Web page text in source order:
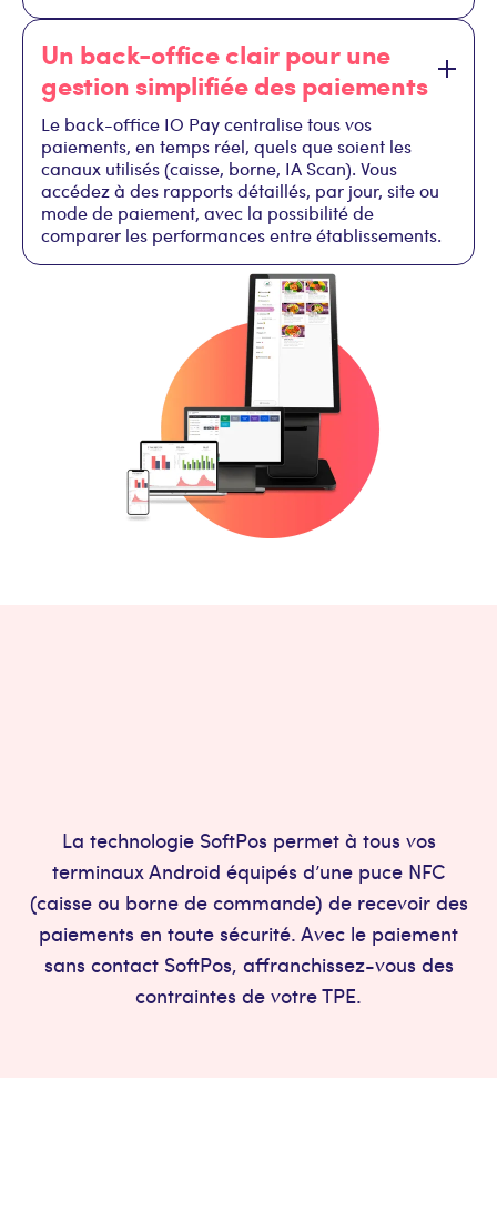
Un back-office clair pour une
gestion simplifiée des paiements
Le back-office IO Pay centralise tous vos
paiements, en temps réel, quels que soient les
canaux utilisés (caisse, borne, IA Scan). Vous
accédez à des rapports détaillés, par jour, site ou
mode de paiement, avec la possibilité de
comparer les performances entre établissements.
La technologie SoftPos permet à tous vos
terminaux Android équipés d’une puce NFC
(caisse ou borne de commande) de recevoir des
paiements en toute sécurité. Avec le paiement
sans contact SoftPos, affranchissez-vous des
contraintes de votre TPE.